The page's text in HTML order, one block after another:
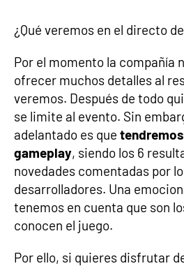
¿Qué veremos en el directo
Por el momento la compañía
ofrecer muchos detalles al
veremos. Después de todo
se limite al evento. Sin
adelantado es que
gameplay, siendo los 6
novedades comentadas por
desarrolladores. Una
tenemos en cuenta que son
conocen el juego.
Por ello, si quieres disfrutar